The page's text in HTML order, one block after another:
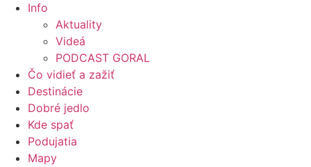
Info
Aktuality
Videá
PODCAST GORAL
Čo vidieť a zažiť
Destinácie
Dobré jedlo
Kde spať
Podujatia
Mapy